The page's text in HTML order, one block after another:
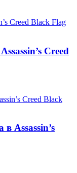
Creed
Assassin’s